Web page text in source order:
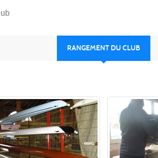
RANGEMENT DU CLUB